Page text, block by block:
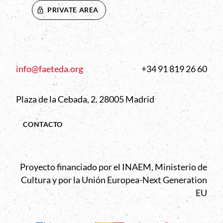
PRIVATE AREA
info@faeteda.org +34 91 819 26 60
Plaza de la Cebada, 2. 28005 Madrid
CONTACTO
Proyecto financiado por el INAEM, Ministerio de
Cultura y por la Unión Europea-Next Generation
EU